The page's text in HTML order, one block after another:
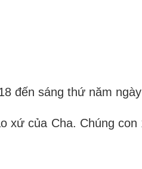
đến sáng thứ năm
của Cha. Chúng con